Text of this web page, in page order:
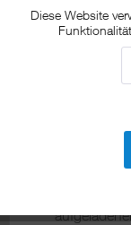
Mit
festen
Handgriff
Diese Website